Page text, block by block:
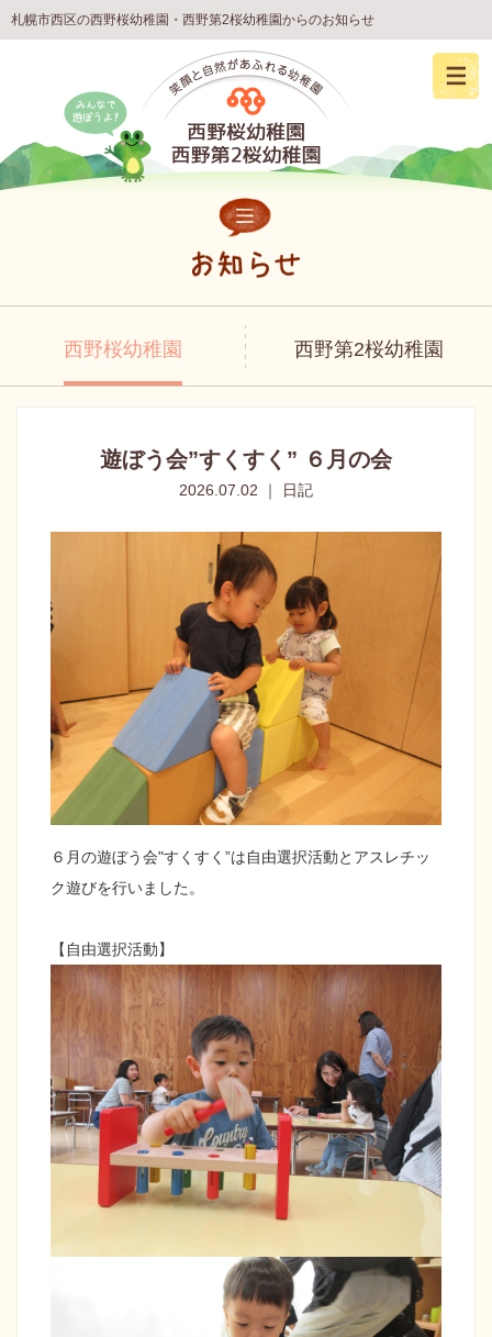
札幌市西区の西野桜幼稚園・西野第2桜幼稚園からのお知らせ
西野桜幼稚園 西野第2桜幼稚園
遊ぼう会”すくすく” ６月の会
2026.07.02 ｜ 日記
６月の遊ぼう会"すくすく”は自由選択活動とアスレチッ
ク遊びを行いました。
【自由選択活動】